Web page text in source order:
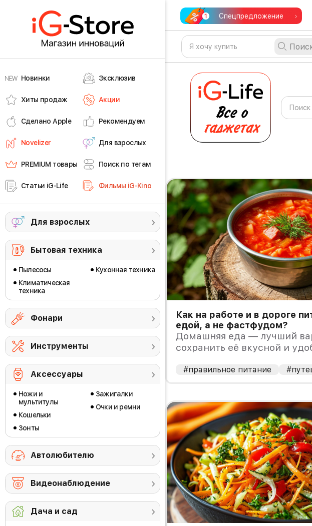
Новинки Эксклюзив
Хиты продаж Акции
Сделано Apple Рекомендуем
Novelizer Для взрослых
PREMIUM товары Поиск по тегам
Статьи iG-Life Фильмы iG-Kino
Для взрослых
Бытовая техника
Пылесосы
Климатическая
техника
Кухонная техника
Фонари
Инструменты
Аксессуары
Ножи и
мультитулы
Кошельки
Зонты
Зажигалки
Очки и ремни
Автолюбителю
Видеонаблюдение
Дача и сад
Спецпредложение
Как на работе и в дороге
едой, а не фастфудом?
Домашняя еда — лучший
сохранить её вкусной и
#правильное питание